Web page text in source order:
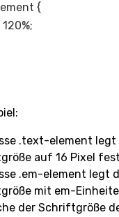
&
{
120%;
.text-element legt
auf 16 Pixel
.em-element legt
mit em-
der Schriftgröße